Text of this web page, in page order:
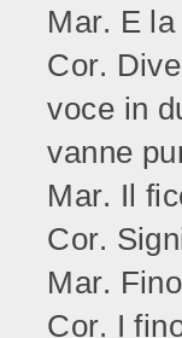
Mar. E
Cor.
voce in
vanne
Mar. Il
Cor.
Mar.
Cor. I